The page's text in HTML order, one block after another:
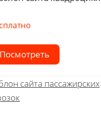
Посмотреть